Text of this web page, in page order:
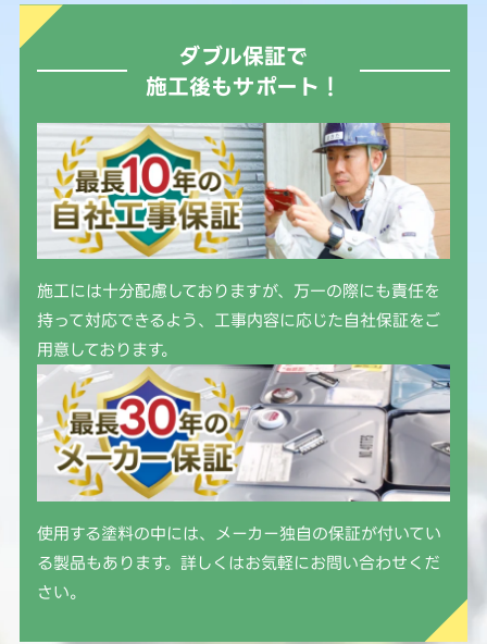
ダブル保証で
施工後もサポート！
施工には十分配慮しておりますが、万一の際にも責任を
持って対応できるよう、工事内容に応じた自社保証をご
用意しております。
使用する塗料の中には、メーカー独自の保証が付いてい
る製品もあります。詳しくはお気軽にお問い合わせくだ
さい。